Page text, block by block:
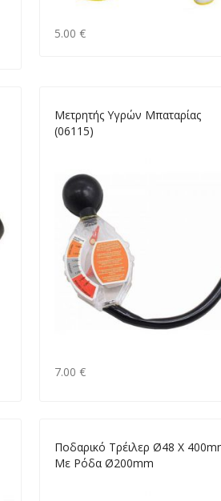
5.00 €
Μετρητής Υγρών Μπαταρίας
(06115)
7.00 €
Ποδαρικό Τρέιλερ Ø48 X
Με Ρόδα Ø200mm